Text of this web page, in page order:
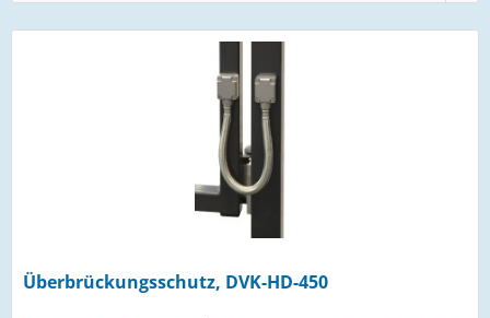
Überbrückungsschutz, DVK-HD-450